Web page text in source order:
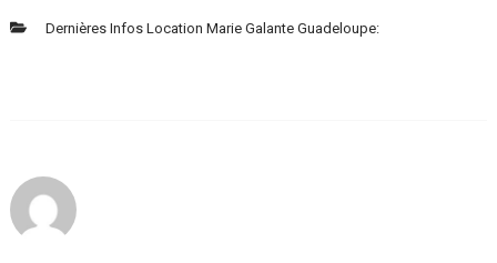
Dernières Infos Location Marie Galante Guadeloupe: